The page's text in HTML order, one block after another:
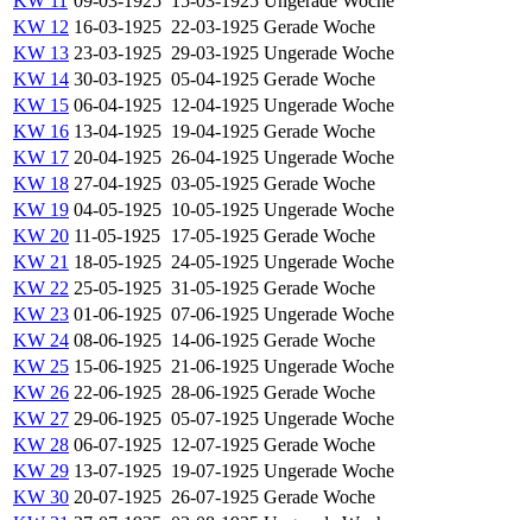
KW 12 16-03-1925 22-03-1925 Gerade Woche
KW 13 23-03-1925 29-03-1925 Ungerade Woche
KW 14 30-03-1925 05-04-1925 Gerade Woche
KW 15 06-04-1925 12-04-1925 Ungerade Woche
KW 16 13-04-1925 19-04-1925 Gerade Woche
KW 17 20-04-1925 26-04-1925 Ungerade Woche
KW 18 27-04-1925 03-05-1925 Gerade Woche
KW 19 04-05-1925 10-05-1925 Ungerade Woche
KW 20 11-05-1925 17-05-1925 Gerade Woche
KW 21 18-05-1925 24-05-1925 Ungerade Woche
KW 22 25-05-1925 31-05-1925 Gerade Woche
KW 23 01-06-1925 07-06-1925 Ungerade Woche
KW 24 08-06-1925 14-06-1925 Gerade Woche
KW 25 15-06-1925 21-06-1925 Ungerade Woche
KW 26 22-06-1925 28-06-1925 Gerade Woche
KW 27 29-06-1925 05-07-1925 Ungerade Woche
KW 28 06-07-1925 12-07-1925 Gerade Woche
KW 29 13-07-1925 19-07-1925 Ungerade Woche
KW 30 20-07-1925 26-07-1925 Gerade Woche